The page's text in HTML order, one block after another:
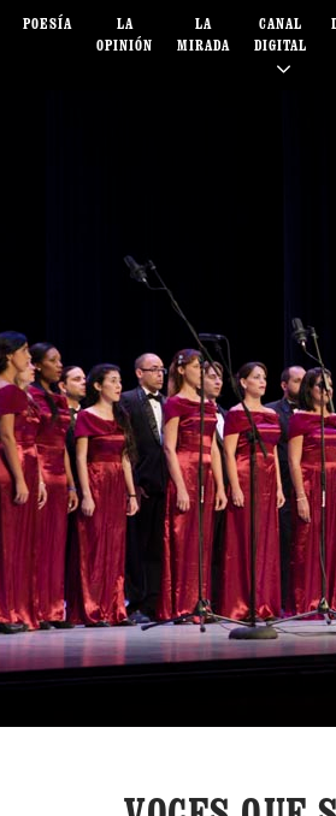
POESÍA
LA
OPINIÓN
LA
MIRADA
CANAL
DIGITAL